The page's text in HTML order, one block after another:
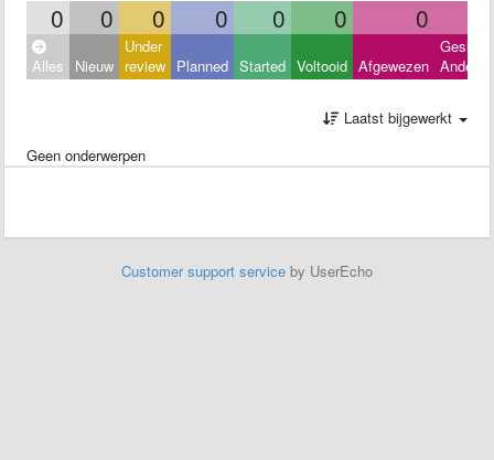
0 0 0 0 0 0 0
Alles Nieuw
Under
review Planned Started Voltooid Afgewezen Andere
Laatst bijgewerkt
Geen onderwerpen
Customer support service by UserEcho